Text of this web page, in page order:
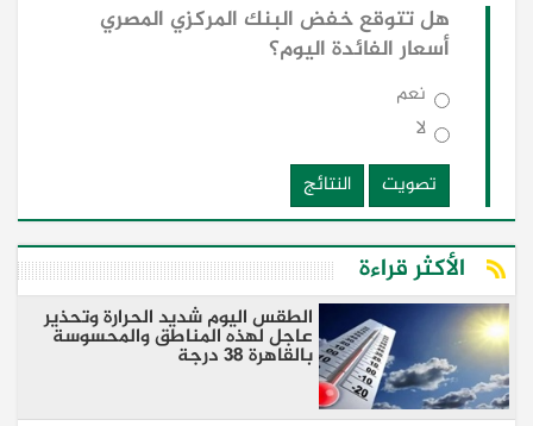
هل تتوقع خفض البنك المركزي المصري
أسعار الفائدة اليوم؟
نعم
لا
تصويت
النتائج
الأكثر قراءة
الطقس اليوم شديد الحرارة وتحذير
عاجل لهذه المناطق والمحسوسة
بالقاهرة 38 درجة